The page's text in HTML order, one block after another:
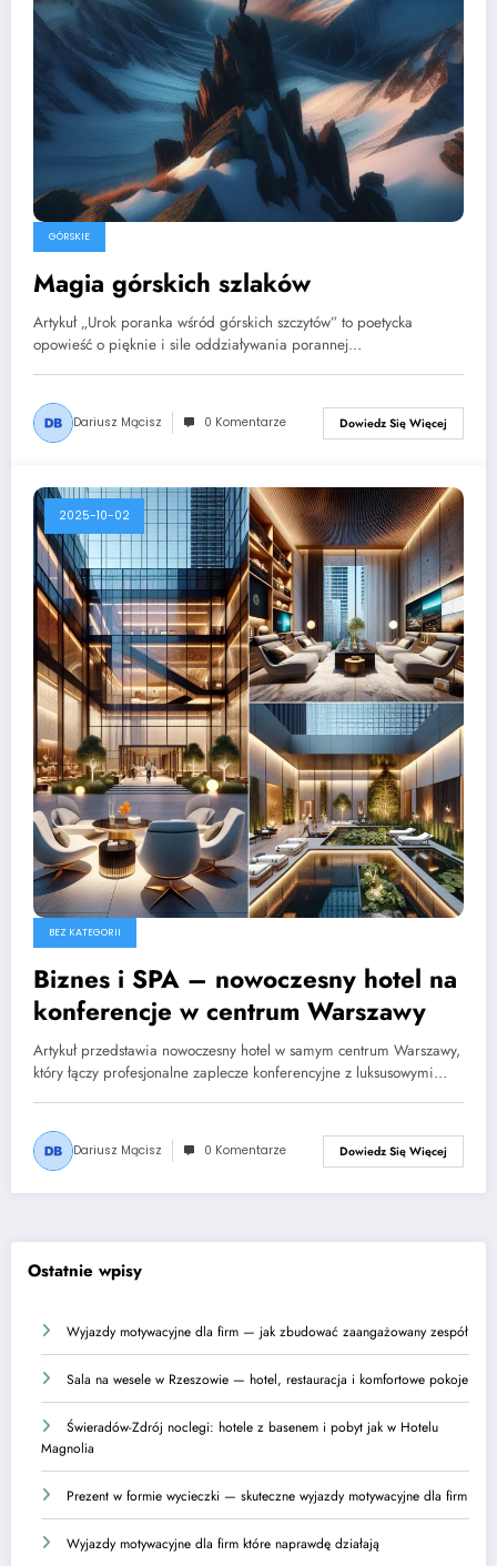
GÓRSKIE
Magia górskich szlaków
Artykuł „Urok poranka wśród górskich szczytów” to poetycka
opowieść o pięknie i sile oddziaływania porannej…
Dariusz Mącisz 0 Komentarze Dowiedz Się Więcej
2025-10-02
BEZ KATEGORII
Biznes i SPA – nowoczesny hotel na
konferencje w centrum Warszawy
Artykuł przedstawia nowoczesny hotel w samym centrum Warszawy,
który łączy profesjonalne zaplecze konferencyjne z luksusowymi…
Dariusz Mącisz 0 Komentarze Dowiedz Się Więcej
Ostatnie wpisy
Wyjazdy motywacyjne dla firm — jak zbudować zaangażowany zespół
Sala na wesele w Rzeszowie — hotel, restauracja i komfortowe pokoje
Świeradów-Zdrój noclegi: hotele z basenem i pobyt jak w Hotelu
Magnolia
Prezent w formie wycieczki — skuteczne wyjazdy motywacyjne dla firm
Wyjazdy motywacyjne dla firm które naprawdę działają